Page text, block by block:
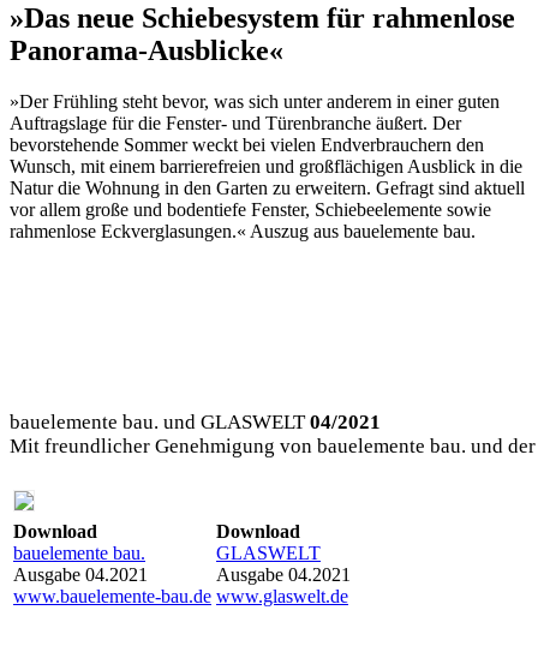
»Das neue Schiebesystem für rahmenlose
Panorama-Ausblicke«
»Der Frühling steht bevor, was sich unter anderem in einer guten
Auftragslage für die Fenster- und Türenbranche äußert. Der
bevorstehende Sommer weckt bei vielen Endverbrauchern den
Wunsch, mit einem barrierefreien und großflächigen Ausblick in die
Natur die Wohnung in den Garten zu erweitern. Gefragt sind aktuell
vor allem große und bodentiefe Fenster, Schiebeelemente sowie
rahmenlose Eckverglasungen.« Auszug aus bauelemente bau.
bauelemente bau. und GLASWELT04/2021
Mit freundlicher Genehmigung von bauelemente bau. und
Download
bauelemente bau.
Ausgabe 04.2021
www.bauelemente-bau.de
Download
GLASWELT
Ausgabe 04.2021
www.glaswelt.de